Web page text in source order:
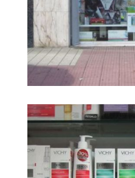
Huerta8